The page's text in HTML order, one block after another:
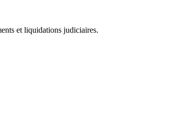
et liquidations judiciaires.